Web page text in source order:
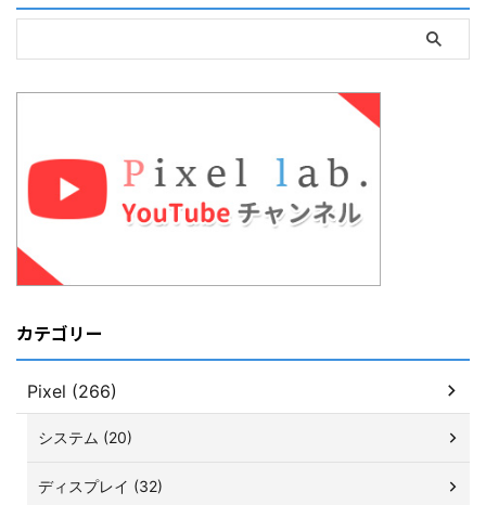
カテゴリー
Pixel (266)
システム (20)
ディスプレイ (32)